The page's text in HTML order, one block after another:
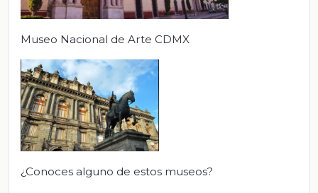
Museo Nacional de Arte CDMX
¿Conoces alguno de estos museos?